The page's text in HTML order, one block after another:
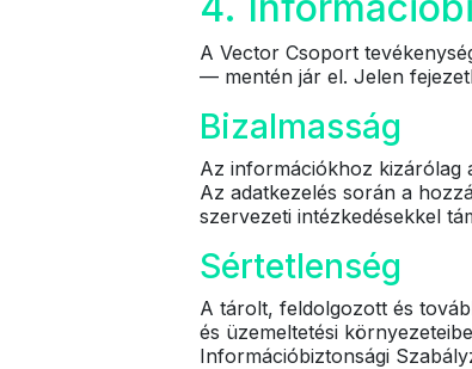
A Vector Csoport
— mentén jár el. Jelen
Bizalmasság
Az információkhoz kizárólag
Az adatkezelés során a
szervezeti intézkedésekkel
Sértetlenség
A tárolt, feldolgozott és
és üzemeltetési
Információbiztonsági